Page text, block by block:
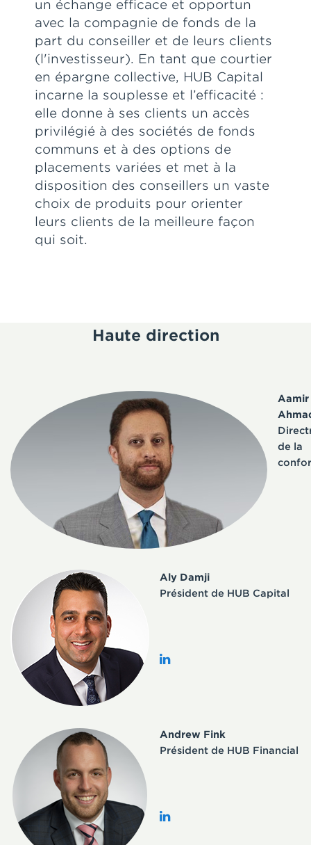
un échange efficace et opportun
avec la compagnie de fonds de la
part du conseiller et de leurs clients
(l'investisseur). En tant que courtier
en épargne collective, HUB Capital
incarne la souplesse et l’efficacité :
elle donne à ses clients un accès
privilégié à des sociétés de fonds
communs et à des options de
placements variées et met à la
disposition des conseillers un vaste
choix de produits pour orienter
leurs clients de la meilleure façon
qui soit.
Haute direction
Aamir
de la
Aly Damji
Président de HUB Capital
Andrew Fink
Président de HUB Financial